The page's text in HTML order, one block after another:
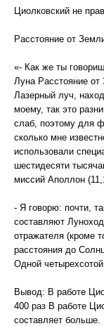
Циолковский не
Расстояние от
«- Как же ты
Луна Расстояние
Лазерный луч,
моему, так это
слаб, поэтому для
сколько мне
использовали
шестидесяти
миссий Аполлон
- Я говорю: почти,
составляют
отражателя (кроме
расстояния до
Одной
Вывод: В работе
400 раз В работе
составляет